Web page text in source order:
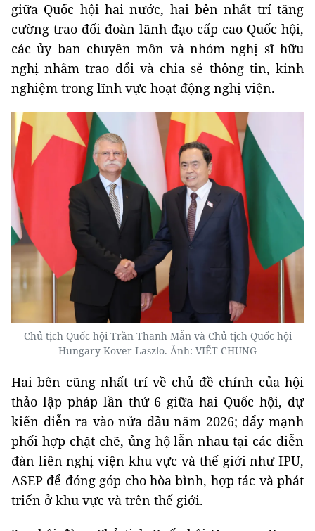
giữa Quốc hội hai nước, hai bên nhất trí tăng
cường trao đổi đoàn lãnh đạo cấp cao Quốc hội,
các ủy ban chuyên môn và nhóm nghị sĩ hữu
nghị nhằm trao đổi và chia sẻ thông tin, kinh
nghiệm trong lĩnh vực hoạt động nghị viện.
Chủ tịch Quốc hội Trần Thanh Mẫn và Chủ tịch Quốc hội
Hungary Kover Laszlo. Ảnh: VIẾT CHUNG
Hai bên cũng nhất trí về chủ đề chính của hội
thảo lập pháp lần thứ 6 giữa hai Quốc hội, dự
kiến diễn ra vào nửa đầu năm 2026; đẩy mạnh
phối hợp chặt chẽ, ủng hộ lẫn nhau tại các diễn
đàn liên nghị viện khu vực và thế giới như IPU,
ASEP để đóng góp cho hòa bình, hợp tác và phát
triển ở khu vực và trên thế giới.